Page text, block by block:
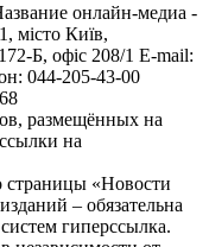
онлайн-медиа -
місто Київ,
Б, офіс 208/1 E-mail:
044-205-43-00
размещённых на
на
страницы «Новости
– обязательна
гиперссылка.